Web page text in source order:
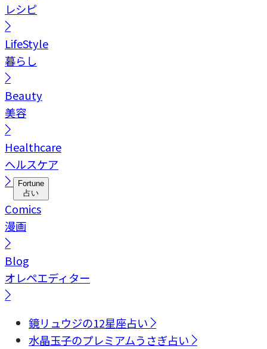
レシピ
LifeStyle
暮らし
Beauty
美容
Healthcare
ヘルスケア
Fortune
占い
Comics
漫画
Blog
オレペエディター
鏡リュウジの12星座占い
水晶玉子のプレミアムうさぎ占い